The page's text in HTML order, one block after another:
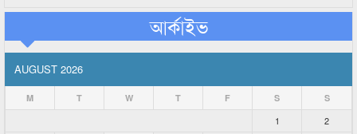
আর্কাইভ
AUGUST 2026
M T W T F S S
1
2